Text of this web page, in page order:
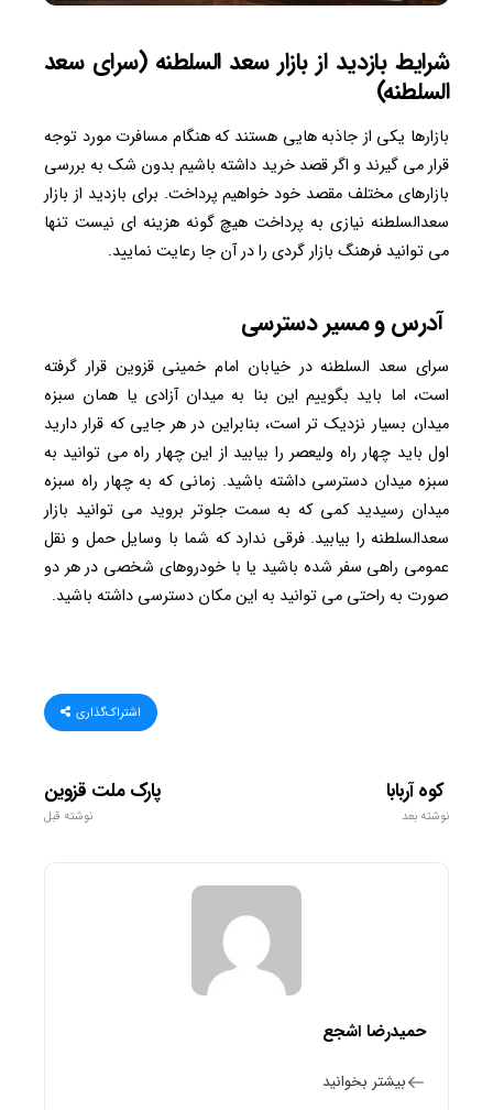
شرایط بازدید از بازار سعد السلطنه (سرای سعد
السلطنه)
بازارها یکی از جاذبه هایی هستند که هنگام مسافرت مورد توجه
قرار می گیرند و اگر قصد خرید داشته باشیم بدون شک به بررسی
بازارهای مختلف مقصد خود خواهیم پرداخت. برای بازدید از بازار
سعدالسلطنه نیازی به پرداخت هیچ گونه هزینه ای نیست تنها
می توانید فرهنگ بازار گردی را در آن جا رعایت نمایید.
آدرس و مسیر دسترسی
سرای سعد السلطنه در خیابان امام خمینی قزوین قرار گرفته
است، اما باید بگوییم این بنا به میدان آزادی یا همان سبزه
میدان بسیار نزدیک تر است، بنابراین در هر جایی که قرار دارید
اول باید چهار راه ولیعصر را بیابید از این چهار راه می توانید به
سبزه میدان دسترسی داشته باشید. زمانی که به چهار راه سبزه
میدان رسیدید کمی که به سمت جلوتر بروید می توانید بازار
سعدالسلطنه را بیابید. فرقی ندارد که شما با وسایل حمل و نقل
عمومی راهی سفر شده باشید یا با خودروهای شخصی در هر دو
صورت به راحتی می توانید به این مکان دسترسی داشته باشید.
اشتراک‌گذاری
پارک ملت قزوین
نوشته قبل
کوه آربابا
نوشته بعد
حمیدرضا اشجع
بیشتر بخوانید